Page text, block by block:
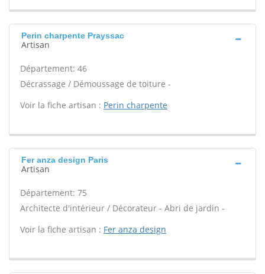
Perin charpente Prayssac
Artisan
Département: 46
Décrassage / Démoussage de toiture -
Voir la fiche artisan : Perin charpente
Fer anza design Paris
Artisan
Département: 75
Architecte d'intérieur / Décorateur - Abri de jardin -
Voir la fiche artisan : Fer anza design